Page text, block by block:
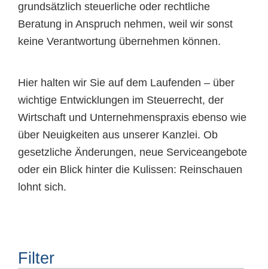
grundsätzlich steuerliche oder rechtliche
Beratung in Anspruch nehmen, weil wir sonst
keine Verantwortung übernehmen können.
Hier halten wir Sie auf dem Laufenden – über
wichtige Entwicklungen im Steuerrecht, der
Wirtschaft und Unternehmenspraxis ebenso wie
über Neuigkeiten aus unserer Kanzlei. Ob
gesetzliche Änderungen, neue Serviceangebote
oder ein Blick hinter die Kulissen: Reinschauen
lohnt sich.
Filter